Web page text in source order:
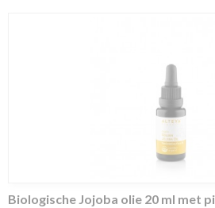
Biologische Jojoba olie 20 ml met